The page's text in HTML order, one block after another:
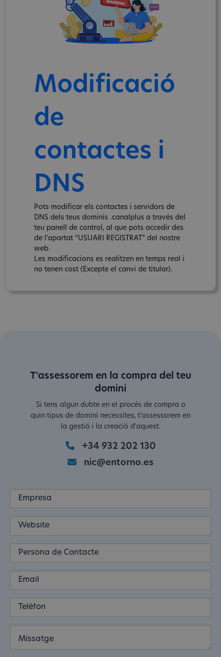
Modificació
de
contactes i
DNS
Pots modificar els contactes i servidors de
DNS dels teus dominis .canalplus a través del
teu panell de control, al que pots accedir des
de l‘apartat “USUARI REGISTRAT” del nostre
web.
Les modificacions es realitzen en temps real i
no tenen cost (Excepte el canvi de titular).
T'assessorem en la compra del teu
domini
Si tens algun dubte en el procés de compra o
quin tipus de domini necessites, t'assessorem en
la gestió i la creació d'aquest.
+34 932 202 130
nic@entorno.es